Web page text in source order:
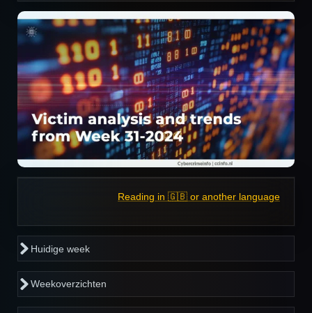
Reading in 🇬🇧 or another language
Huidige week
Weekoverzichten